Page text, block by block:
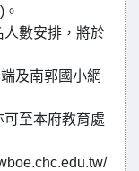
數安排，將於
及南郭國小網
至本府教育處